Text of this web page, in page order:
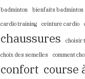
badminton bienfaits badminton
cardio training ceinture cardio
chaussures
choisir
choix des semelles
comment
confort course